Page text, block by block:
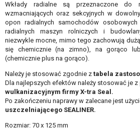
Wkłady radialne są przeznaczone do
wzmacniających oraz sekcyjnych w
opon radialnych samochodów
radialnych maszyn rolniczych i
niezwykle mocne, mimo tego zachowują
się chemicznie (na zimno), na gorąco
(chemicznie plus na gorąco).
Należy je stosować zgodnie z tabela
Dla najlepszych efektów należy stosować je z
wulkanizacyjnym firmy X-tra Seal .
Po zakończeniu naprawy w zalecane jest
uszczelniającego SEALINER.
Rozmiar: 70 x 125 mm